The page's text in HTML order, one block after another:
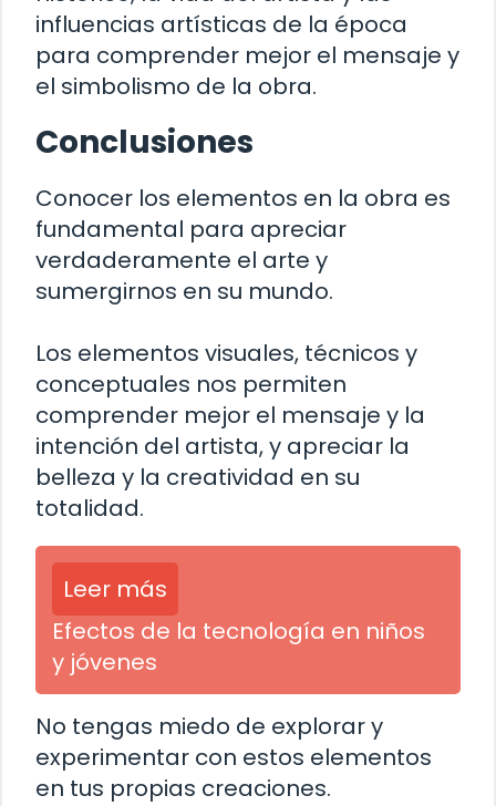
influencias artísticas de la época
para comprender mejor el mensaje y
el simbolismo de la obra.
Conclusiones
Conocer los elementos en la obra es
fundamental para apreciar
verdaderamente el arte y
sumergirnos en su mundo.
Los elementos visuales, técnicos y
conceptuales nos permiten
comprender mejor el mensaje y la
intención del artista, y apreciar la
belleza y la creatividad en su
totalidad.
Leer más
Efectos de la tecnología en niños
y jóvenes
No tengas miedo de explorar y
experimentar con estos elementos
en tus propias creaciones.